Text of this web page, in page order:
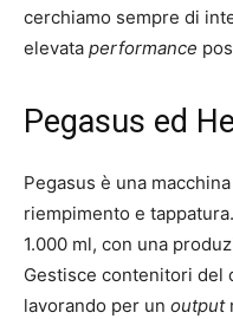
cerchiamo sempre di
elevata performance
Pegasus ed
Pegasus è una
riempimento e
1.000 ml, con una
Gestisce contenitori del
lavorando per un output